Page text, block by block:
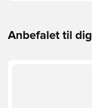
Anbefalet til dig